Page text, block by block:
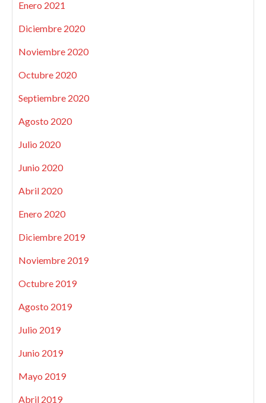
Enero 2021
Diciembre 2020
Noviembre 2020
Octubre 2020
Septiembre 2020
Agosto 2020
Julio 2020
Junio 2020
Abril 2020
Enero 2020
Diciembre 2019
Noviembre 2019
Octubre 2019
Agosto 2019
Julio 2019
Junio 2019
Mayo 2019
Abril 2019